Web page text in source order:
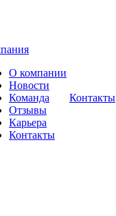
О компании
Новости
Команда
Отзывы
Карьера
Контакты
Контакты